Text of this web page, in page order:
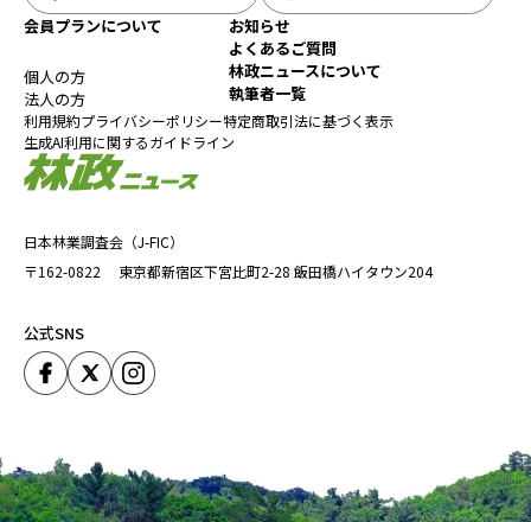
日本林業調査会（J-FIC）
〒162-0822
東京都新宿区下宮比町2-28 飯田橋ハイタウン204
公式SNS
会員プランについて
個人の方
法人の方
お知らせ
よくあるご質問
林政ニュースについて
執筆者一覧
利用規約プライバシーポリシー特定商取引法に基づく表示
生成AI利用に関するガイドライン